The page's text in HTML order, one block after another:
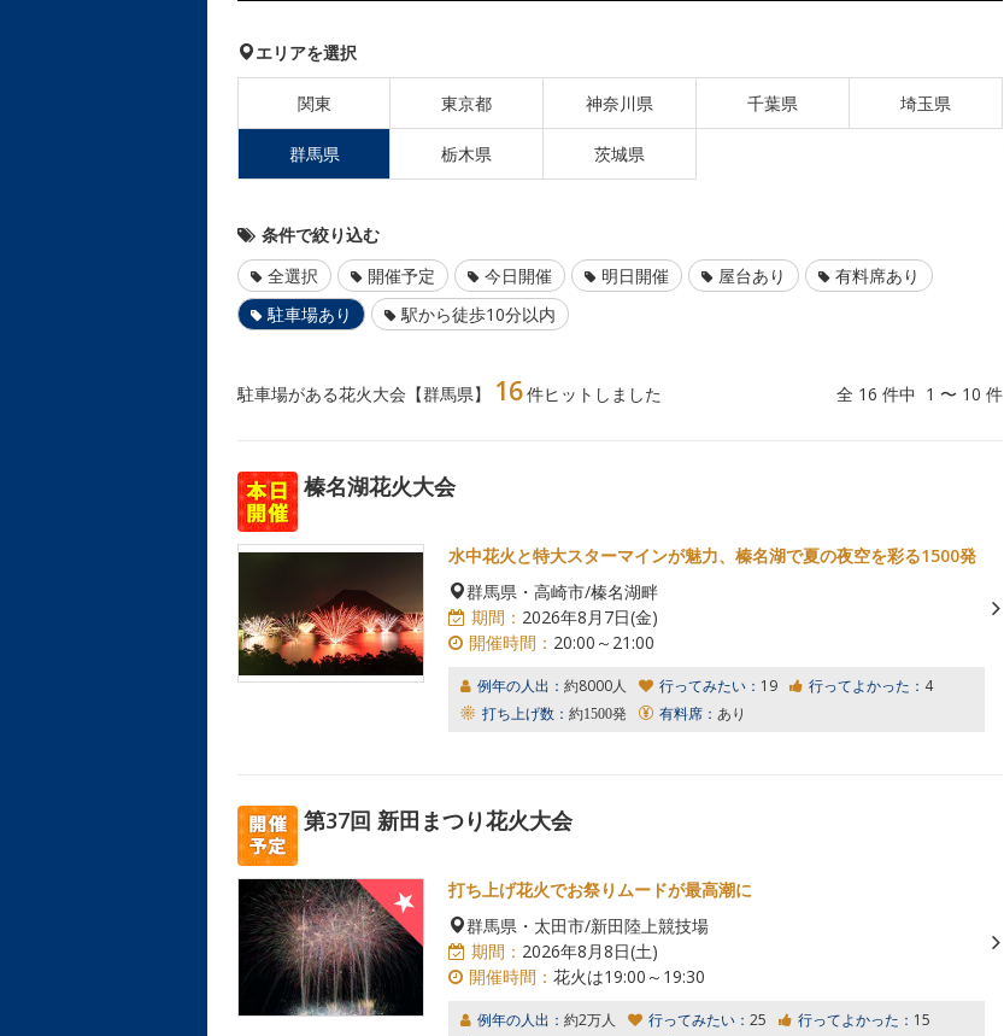
エリアを選択
関東 東京都 神奈川県 千葉県 埼玉県
群馬県 栃木県 茨城県
条件で絞り込む
全選択
開催予定 今日開催 明日開催 屋台あり
有料席あり
駐車場あり
駅から徒歩10分以内
駐車場がある花火大会【群馬県】 16件ヒットしました 全 16 件中 1 〜 10 件
榛名湖花火大会
水中花火と特大スターマインが魅力、榛名湖で夏の夜空を彩る1500発
群馬県・高崎市/榛名湖畔
期間： 2026年8月7日(金)
開催時間： 20:00～21:00
例年の人出： 約8000人 行ってみたい： 19 行ってよかった： 4
打ち上げ数： 約1500発 有料席： あり
第37回 新田まつり花火大会
打ち上げ花火でお祭りムードが最高潮に
群馬県・太田市/新田陸上競技場
期間： 2026年8月8日(土)
開催時間： 花火は19:00～19:30
例年の人出： 約2万人 行ってみたい： 25 行ってよかった： 15